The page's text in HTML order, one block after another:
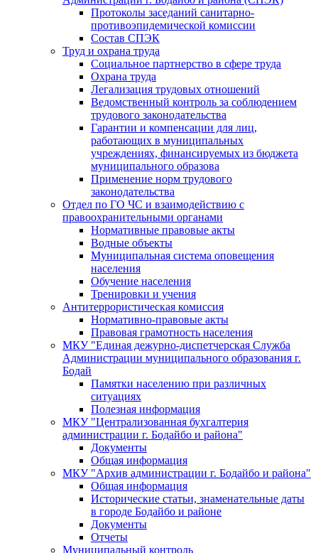
Протоколы заседаний санитарно-
противоэпидемической комиссии
Состав СПЭК
Труд и охрана труда
Социальное партнерство в сфере труда
Охрана труда
Легализация трудовых отношений
Ведомственный контроль за соблюдением
трудового законодательства
Гарантии и компенсации для лиц,
работающих в муниципальных
учреждениях, финансируемых из бюджета
муниципального образова
Применение норм трудового
законодательства
Отдел по ГО ЧС и взаимодействию с
правоохранительными органами
Нормативные правовые акты
Водные объекты
Муниципальная система оповещения
населения
Обучение населения
Тренировки и учения
Антитеррористическая комиссия
Нормативно-правовые акты
Правовая грамотность населения
МКУ "Единая дежурно-диспетчерская Служба
Администрации муниципального образования г.
Бодай
Памятки населению при различных
ситуациях
Полезная информация
МКУ "Централизованная бухгалтерия
администрации г. Бодайбо и района"
Документы
Общая информация
МКУ "Архив администрации г. Бодайбо и района"
Общая информация
Исторические статьи, знаменательные даты
в городе Бодайбо и районе
Документы
Отчеты
Муниципальный контроль